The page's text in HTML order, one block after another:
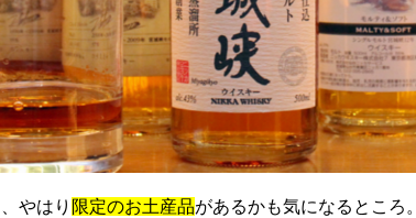
やはり 限定のお土産品があるかも気になるところ。